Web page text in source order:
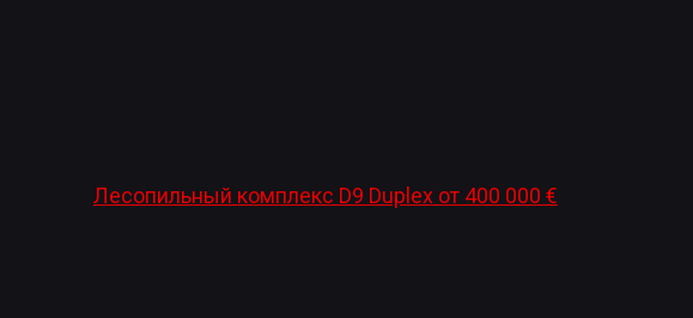
Лесопильный комплекс D9 Duplex от 400 000 €